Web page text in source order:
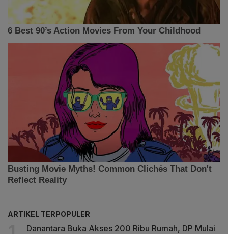
ARTIKEL TERPOPULER
Danantara Buka Akses 200 Ribu Rumah, DP Mulai